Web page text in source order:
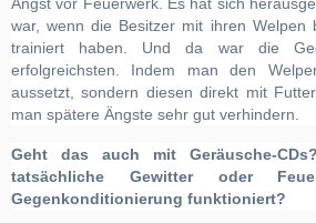
war, wenn die Besitzer mit ihren Welpen
trainiert haben. Und da war die
erfolgreichsten. Indem man den
aussetzt, sondern diesen direkt mit
man spätere Ängste sehr gut verhindern.
Geht das auch mit Geräusche-
tatsächliche Gewitter oder
Gegenkonditionierung funktioniert?